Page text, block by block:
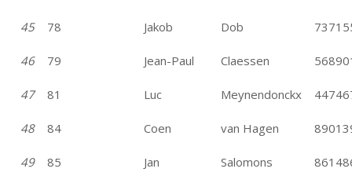
45 78 Jakob Dob
46 79 Jean-Paul Claessen
47 81 Luc Meynendonckx
48 84 Coen van Hagen
49 85 Jan Salomons